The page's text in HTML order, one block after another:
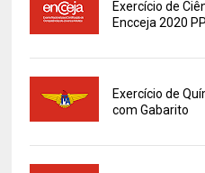
Exercício de
Encceja 2020
Exercício de
com Gabarito